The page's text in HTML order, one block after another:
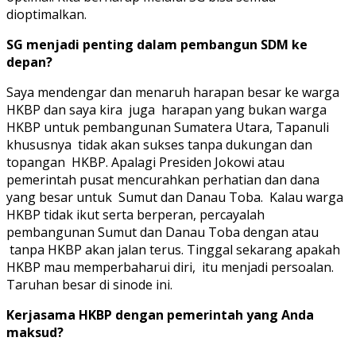
dioptimalkan.
SG menjadi penting dalam pembangun SDM ke
depan?
Saya mendengar dan menaruh harapan besar ke warga
HKBP dan saya kira juga harapan yang bukan warga
HKBP untuk pembangunan Sumatera Utara, Tapanuli
khususnya tidak akan sukses tanpa dukungan dan
topangan HKBP. Apalagi Presiden Jokowi atau
pemerintah pusat mencurahkan perhatian dan dana
yang besar untuk Sumut dan Danau Toba. Kalau warga
HKBP tidak ikut serta berperan, percayalah
pembangunan Sumut dan Danau Toba dengan atau
tanpa HKBP akan jalan terus. Tinggal sekarang apakah
HKBP mau memperbaharui diri, itu menjadi persoalan.
Taruhan besar di sinode ini.
Kerjasama HKBP dengan pemerintah yang Anda
maksud?